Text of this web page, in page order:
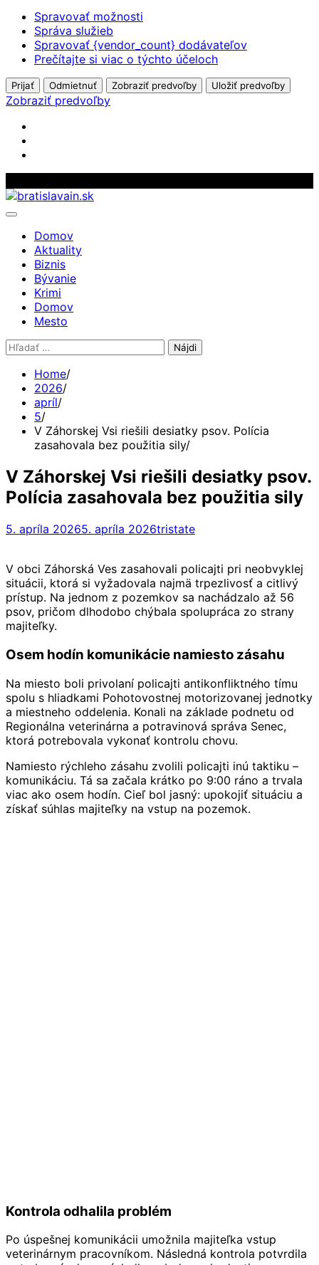
Spravovať možnosti
Správa služieb
Spravovať {vendor_count} dodávateľov
Prečítajte si viac o týchto účeloch
Prijať Odmietnuť Zobraziť predvoľby Uložiť predvoľby
Zobraziť predvoľby
Skip
to
Domov
Aktuality
Biznis
Bývanie
Krimi
Domov
Mesto
Hľadať:
Home
2026
apríl
5
V Záhorskej Vsi riešili desiatky psov. Polícia
zasahovala bez použitia sily
V Záhorskej Vsi riešili desiatky psov.
Polícia zasahovala bez použitia sily
5. apríla 20265. apríla 2026tristate
V obci Záhorská Ves zasahovali policajti pri neobvyklej
situácii, ktorá si vyžadovala najmä trpezlivosť a citlivý
prístup. Na jednom z pozemkov sa nachádzalo až 56
psov, pričom dlhodobo chýbala spolupráca zo strany
majiteľky.
Osem hodín komunikácie namiesto zásahu
Na miesto boli privolaní policajti antikonfliktného tímu
spolu s hliadkami Pohotovostnej motorizovanej jednotky
a miestneho oddelenia. Konali na základe podnetu od
Regionálna veterinárna a potravinová správa Senec,
ktorá potrebovala vykonať kontrolu chovu.
Namiesto rýchleho zásahu zvolili policajti inú taktiku –
komunikáciu. Tá sa začala krátko po 9:00 ráno a trvala
viac ako osem hodín. Cieľ bol jasný: upokojiť situáciu a
získať súhlas majiteľky na vstup na pozemok.
Kontrola odhalila problém
Po úspešnej komunikácii umožnila majiteľka vstup
veterinárnym pracovníkom. Následná kontrola potvrdila